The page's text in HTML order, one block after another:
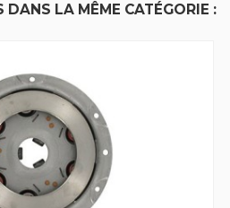
DANS LA MÊME CATÉGORIE :